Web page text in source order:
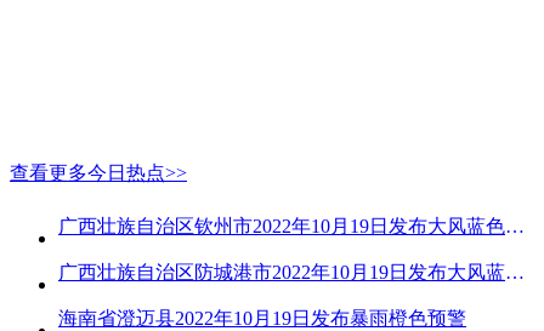
查看更多今日热点>>
广西壮族自治区钦州市2022年10月19日发布大风蓝色预警
广西壮族自治区防城港市2022年10月19日发布大风蓝色预警
海南省澄迈县2022年10月19日发布暴雨橙色预警